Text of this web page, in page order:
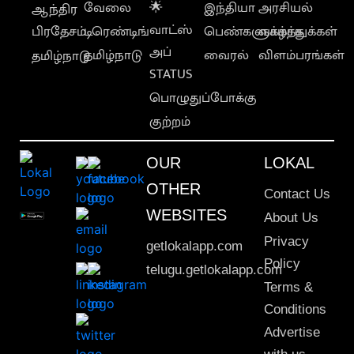
ஆந்திர
பிரதேசம்
தமிழ்நாடு
வேலை
டிரெண்டிங்
தமிழ்நாடு
🌟
வாட்ஸ்
அப்
STATUS
பொழுதுப்போக்கு
குற்றம்
இந்தியா
பெண்களுக்காக
வைரல்
அரசியல்
வாழ்த்துக்கள்
விளம்பரங்கள்
OUR
OTHER
WEBSITES
getlokalapp.com
telugu.getlokalapp.com
LOKAL
Contact Us
About Us
Privacy
Policy
Terms &
Conditions
Advertise